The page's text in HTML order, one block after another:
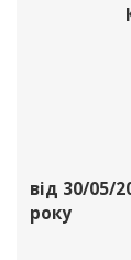
від 30/05/
року